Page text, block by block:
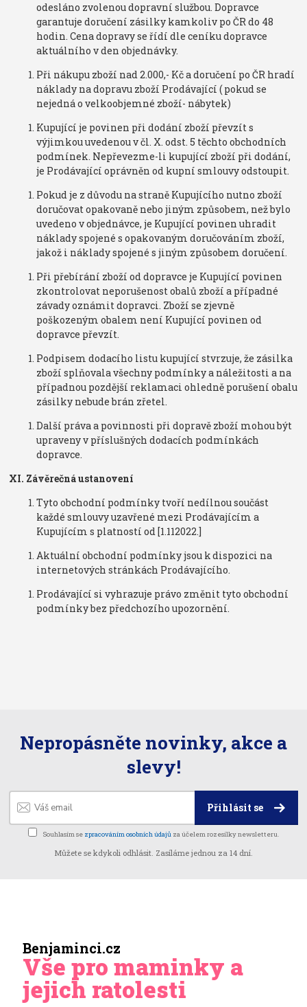
odesláno zvolenou dopravní službou. Dopravce
garantuje doručení zásilky kamkoliv po ČR do 48
hodin. Cena dopravy se řídí dle ceníku dopravce
aktuálního v den objednávky.
Při nákupu zboží nad 2.000,- Kč a doručení po ČR hradí
náklady na dopravu zboží Prodávající ( pokud se
nejedná o velkoobjemné zboží- nábytek)
Kupující je povinen při dodání zboží převzít s
výjimkou uvedenou v čl. X. odst. 5 těchto obchodních
podmínek. Nepřevezme-li kupující zboží při dodání,
je Prodávající oprávněn od kupní smlouvy odstoupit.
Pokud je z důvodu na straně Kupujícího nutno zboží
doručovat opakovaně nebo jiným způsobem, než bylo
uvedeno v objednávce, je Kupující povinen uhradit
náklady spojené s opakovaným doručováním zboží,
jakož i náklady spojené s jiným způsobem doručení.
Při přebírání zboží od dopravce je Kupující povinen
zkontrolovat neporušenost obalů zboží a případné
závady oznámit dopravci. Zboží se zjevně
poškozeným obalem není Kupující povinen od
dopravce převzít.
Podpisem dodacího listu kupující stvrzuje, že zásilka
zboží splňovala všechny podmínky a náležitosti a na
případnou pozdější reklamaci ohledně porušení obalu
zásilky nebude brán zřetel.
Další práva a povinnosti při dopravě zboží mohou být
upraveny v příslušných dodacích podmínkách
dopravce.
XI. Závěrečná ustanovení
Tyto obchodní podmínky tvoří nedílnou součást
každé smlouvy uzavřené mezi Prodávajícím a
Kupujícím s platností od [1.112022.]
Aktuální obchodní podmínky jsou k dispozici na
internetových stránkách Prodávajícího.
Prodávající si vyhrazuje právo změnit tyto obchodní
podmínky bez předchozího upozornění.
Nepropásněte novinky, akce a
slevy!
Přihlásit se
Souhlasím se zpracováním osobních údajů za účelem rozesílky newsletteru.
Můžete se kdykoli odhlásit. Zasíláme jednou za 14 dní.
Benjaminci.cz
Vše pro maminky a
jejich ratolesti